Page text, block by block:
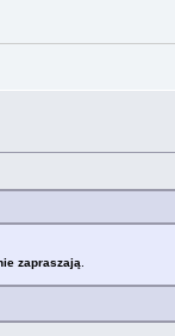
zapraszają.